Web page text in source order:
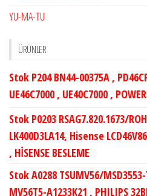
YU-MA-TU
ÜRÜNLER
Stok P204 BN44-00375A ,
UE46C7000 , UE40C7000 ,
Stok P0203 RSAG7.820.1673/
LK400D3LA14, Hisense
, HİSENSE BESLEME
Stok A0288 TSUMV56/
MV56T5-A1233K21 , PHILIPS